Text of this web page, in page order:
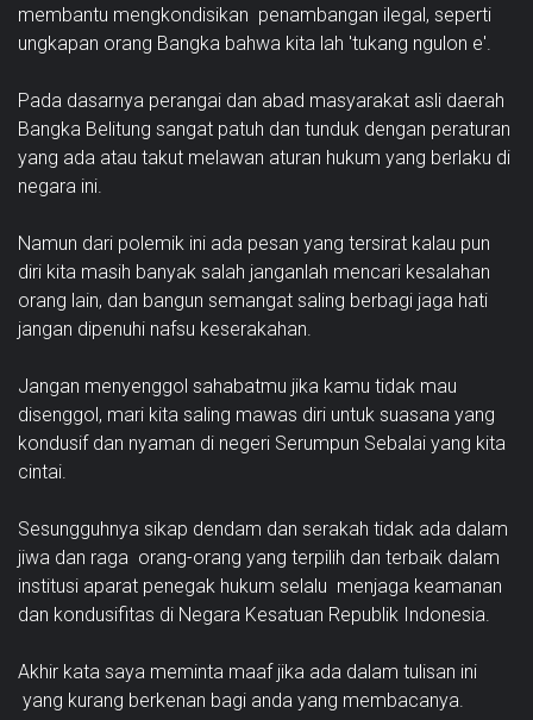
membantu mengkondisikan penambangan ilegal, seperti
ungkapan orang Bangka bahwa kita lah 'tukang ngulon e'.
Pada dasarnya perangai dan abad masyarakat asli daerah
Bangka Belitung sangat patuh dan tunduk dengan peraturan
yang ada atau takut melawan aturan hukum yang berlaku di
negara ini.
Namun dari polemik ini ada pesan yang tersirat kalau pun
diri kita masih banyak salah janganlah mencari kesalahan
orang lain, dan bangun semangat saling berbagi jaga hati
jangan dipenuhi nafsu keserakahan.
Jangan menyenggol sahabatmu jika kamu tidak mau
disenggol, mari kita saling mawas diri untuk suasana yang
kondusif dan nyaman di negeri Serumpun Sebalai yang kita
cintai.
Sesungguhnya sikap dendam dan serakah tidak ada dalam
jiwa dan raga orang-orang yang terpilih dan terbaik dalam
institusi aparat penegak hukum selalu menjaga keamanan
dan kondusifitas di Negara Kesatuan Republik Indonesia.
Akhir kata saya meminta maaf jika ada dalam tulisan ini
yang kurang berkenan bagi anda yang membacanya.